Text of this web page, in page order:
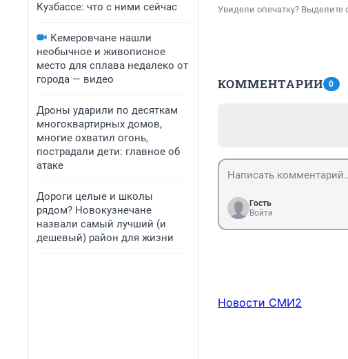
Кузбассе: что с ними сейчас
Кемеровчане нашли
необычное и живописное
место для сплава недалеко от
города — видео
Дроны ударили по десяткам
многоквартирных домов,
многие охватил огонь,
пострадали дети: главное об
атаке
Дороги целые и школы
рядом? Новокузнечане
назвали самый лучший (и
дешевый) район для жизни
Увидели опечатку? Выделите
КОММЕНТАРИИ 0
Гость
Войти
Новости СМИ2